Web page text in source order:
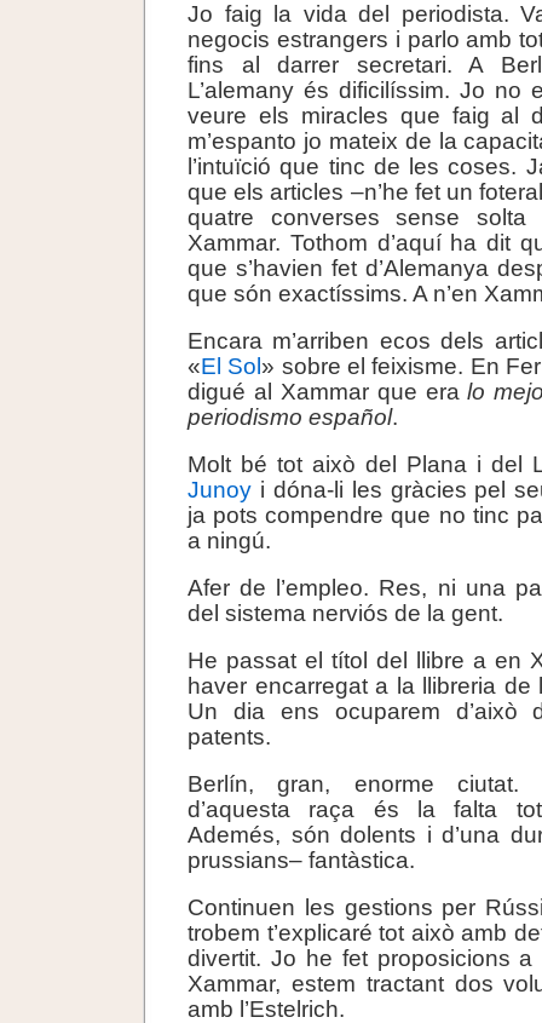
Jo faig la vida del periodista.
negocis estrangers i parlo amb
fins al darrer secretari. A
L’alemany és dificilíssim. Jo no
veure els miracles que faig al
m’espanto jo mateix de la
l’intuïció que tinc de les coses.
que els articles –n’he fet un
quatre converses sense
Xammar. Tothom d’aquí ha dit
que s’havien fet d’Alemanya
que són exactíssims. A n’en
Encara m’arriben ecos dels
«El Sol » sobre el feixisme. En
digué al Xammar que eralo
periodismo español.
Molt bé tot això del Plana i del
Junoy i dóna-li les gràcies pel
ja pots compendre que no tinc
a ningú.
Afer de l’empleo. Res, ni una
del sistema nerviós de la gent.
He passat el títol del llibre a en
haver encarregat a la llibreria
Un dia ens ocuparem d’això
patents.
Berlín, gran, enorme ciutat.
d’aquesta raça és la falta
Ademés, són dolents i d’una
prussians– fantàstica.
Continuen les gestions per
trobem t’explicaré tot això amb
divertit. Jo he fet proposicions
Xammar, estem tractant dos
amb l’Estelrich.